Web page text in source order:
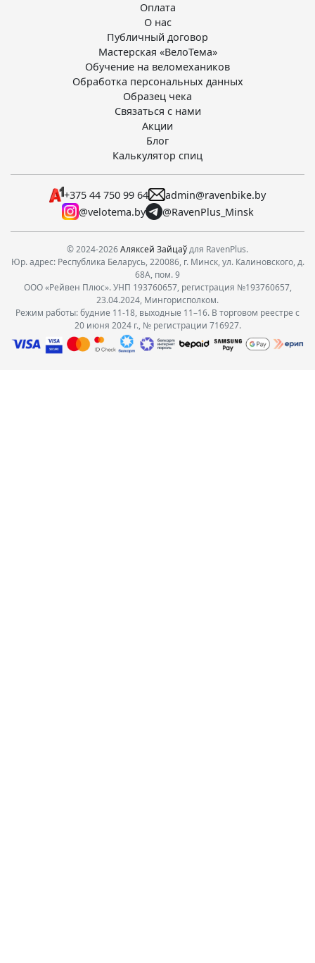
Оплата
О нас
Публичный договор
Мастерская «ВелоТема»
Обучение на веломехаников
Обработка персональных данных
Образец чека
Связаться с нами
Акции
Блог
Калькулятор спиц
+375 44 750 99 64
admin@ravenbike.by
@velotema.by
@RavenPlus_Minsk
© 2024-2026Аляксей Зайцаўдля RavenPlus.
Юр. адрес: Республика Беларусь, 220086, г. Минск, ул. Калиновского, д.
68А, пом. 9
ООО «Рейвен Плюс». УНП 193760657, регистрация №193760657,
23.04.2024, Мингорисполком.
Режим работы: будние 11-18, выходные 11–16. В торговом реестре с
20 июня 2024 г., № регистрации 716927.